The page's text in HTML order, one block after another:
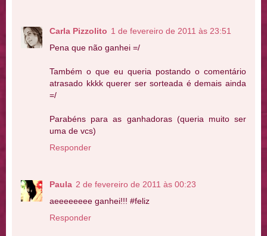
Carla Pizzolito 1 de fevereiro de 2011 às 23:51
Pena que não ganhei =/
Também o que eu queria postando o comentário
atrasado kkkk querer ser sorteada é demais ainda
=/
Parabéns para as ganhadoras (queria muito ser
uma de vcs)
Responder
Paula 2 de fevereiro de 2011 às 00:23
aeeeeeeee ganhei!!! #feliz
Responder